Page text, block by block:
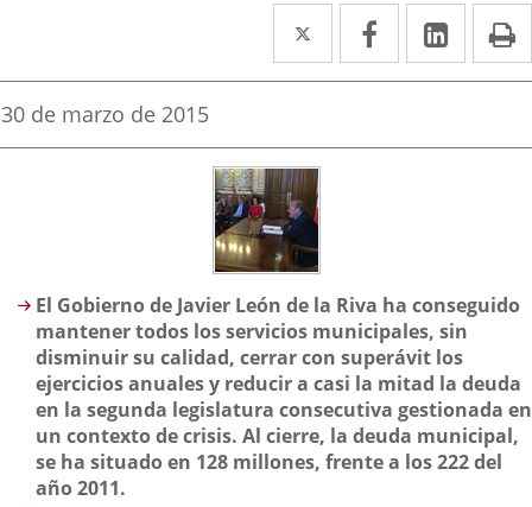
Twitter
Enlace
a
aplicación
externa.
Facebook
Enlace
a
aplicación
Enlace
a
Fecha
la
30 de marzo de 2015
Descripción
El Gobierno de Javier León de la Riva ha conseguido
mantener todos los servicios municipales, sin
disminuir su calidad, cerrar con superávit los
ejercicios anuales y reducir a casi la mitad la deuda
en la segunda legislatura consecutiva gestionada en
un contexto de crisis. Al cierre, la deuda municipal,
se ha situado en 128 millones, frente a los 222 del
año 2011.